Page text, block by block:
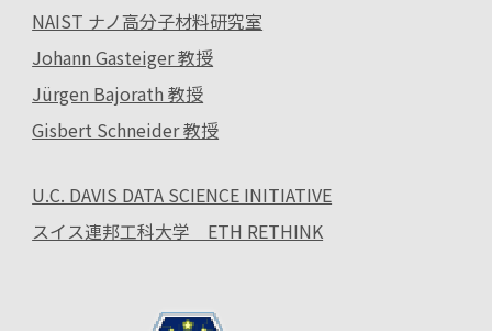
NAIST ナノ高分子材料研究室
Johann Gasteiger 教授
Jürgen Bajorath 教授
Gisbert Schneider 教授
U.C. DAVIS DATA SCIENCE INITIATIVE
スイス連邦工科大学 ETH RETHINK